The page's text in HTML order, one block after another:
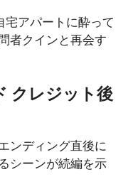
アパートに酔って
者クインと再会す
クレジット後
ンディング直後に
シーンが続編を示